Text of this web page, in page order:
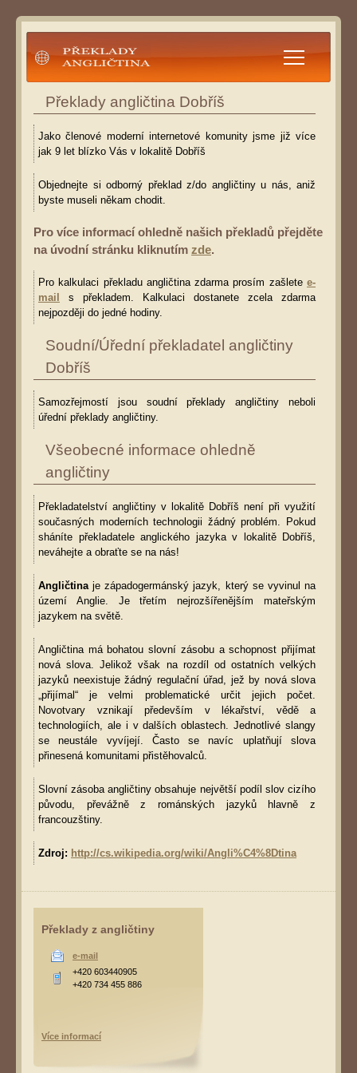
Překlady angličtina
Překlady angličtina Dobříš
Jako členové moderní internetové komunity jsme již více
jak 9 let blízko Vás v lokalitě Dobříš
Objednejte si odborný překlad z/do angličtiny u nás, aniž
byste museli někam chodit.
Pro více informací ohledně našich překladů přejděte
na úvodní stránku kliknutím zde.
Pro kalkulaci překladu angličtina zdarma prosím zašlete e-
mail
s překladem. Kalkulaci dostanete zcela zdarma
nejpozději do jedné hodiny.
Soudní/Úřední překladatel angličtiny
Dobříš
Samozřejmostí jsou soudní překlady angličtiny neboli
úřední překlady angličtiny.
Všeobecné informace ohledně
angličtiny
Překladatelství angličtiny v lokalitě Dobříš není při využití
současných moderních technologii žádný problém. Pokud
sháníte překladatele anglického jazyka v lokalitě Dobříš,
neváhejte a obraťte se na nás!
Angličtina je západogermánský jazyk, který se vyvinul na
území Anglie. Je třetím nejrozšířenějším mateřským
jazykem na světě.
Angličtina má bohatou slovní zásobu a schopnost přijímat
nová slova. Jelikož však na rozdíl od ostatních velkých
jazyků neexistuje žádný regulační úřad, jež by nová slova
„přijímal“ je velmi problematické určit jejich počet.
Novotvary vznikají především v lékařství, vědě a
technologiích, ale i v dalších oblastech. Jednotlivé slangy
se neustále vyvíjejí. Často se navíc uplatňují slova
přinesená komunitami přistěhovalců.
Slovní zásoba angličtiny obsahuje největší podíl slov cizího
původu, převážně z románských jazyků hlavně z
francouzštiny.
Zdroj: http://cs.wikipedia.org/wiki/Angli%C4%8Dtina
Překlady z angličtiny
e-mail
+420 603440905
+420 734 455 886
Více informací